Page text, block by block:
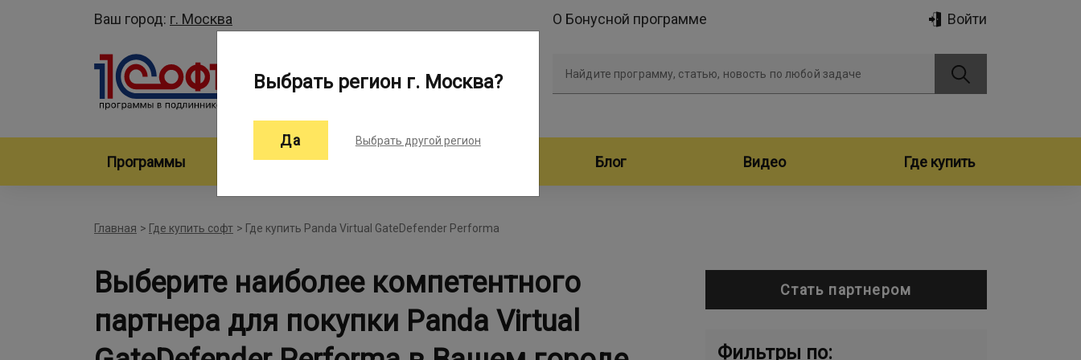
Ваш город: г. Москва Войти
О Бонусной программе
Найдите программу, статью, новость по любой задаче
Программы Производители программ Блог Видео Где купить
Главная > Где купить софт > Где купить Panda Virtual GateDefender Performa
Выберите наиболее компетентного
партнера для покупки Panda Virtual
Стать партнером
Фильтры по:
Выбрать регион г. Москва?
Да Выбрать другой регион